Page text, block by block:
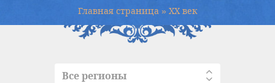
Главная страница» XX век
Все регионы